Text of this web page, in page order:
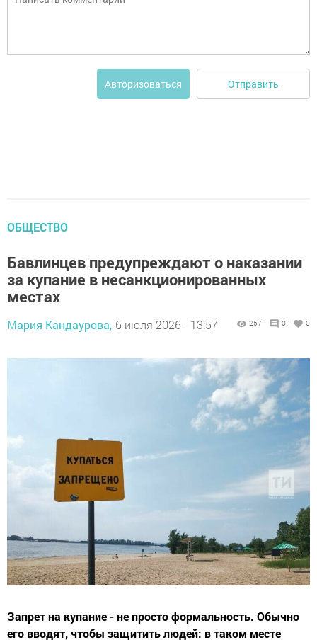
Авторизоваться Отправить
ОБЩЕСТВО
Бавлинцев предупреждают о наказании
за купание в несанкционированных
местах
Мария Кандаурова, 6 июля 2026 - 13:57 257 0 0
Запрет на купание - не просто формальность. Обычно
его вводят, чтобы защитить людей: в таком месте